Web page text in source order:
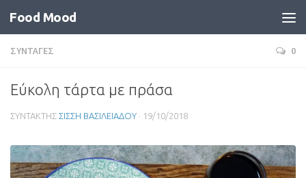
Food Mood
ΣΥΝΤΑΓΕΣ 0
Εύκολη τάρτα με πράσα
ΣΥΝΤΑΚΤΗΣ ΣΙΣΣΗ ΒΑΣΙΛΕΙΑΔΟΥ · 19/10/2018